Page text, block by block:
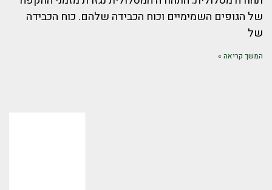
של הגופים השמימיים וכוח הכבידה שלהם. כוח הכבידה
של
המשך קריאה »